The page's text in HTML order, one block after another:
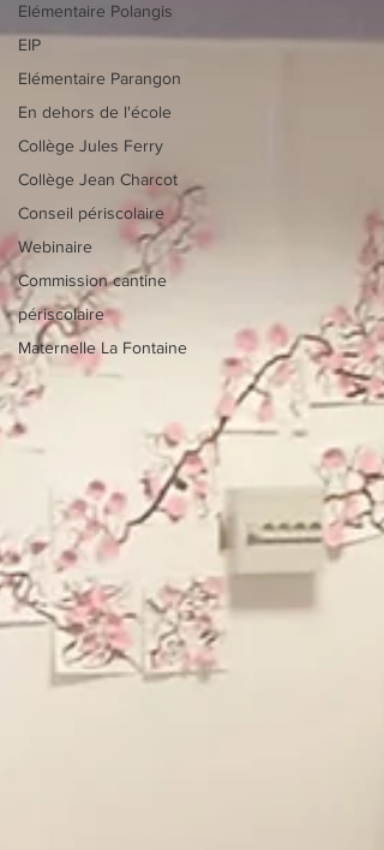
Elémentaire Polangis
EIP
Elémentaire Parangon
En dehors de l'école
Collège Jules Ferry
Collège Jean Charcot
Conseil périscolaire
Webinaire
Commission cantine
périscolaire
Maternelle La Fontaine